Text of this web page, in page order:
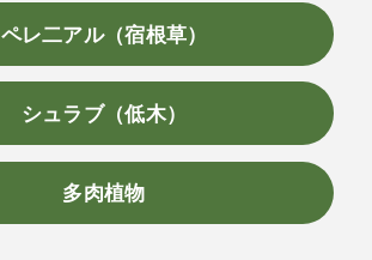
ペレ二アル（宿根草）
シュラブ（低木）
多肉植物